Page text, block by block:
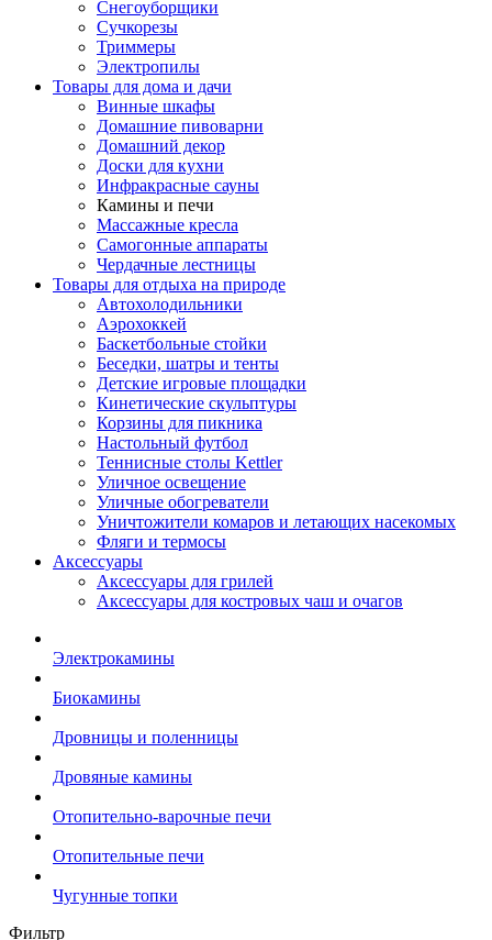
Снегоуборщики
Сучкорезы
Триммеры
Электропилы
Товары для дома и дачи
Винные шкафы
Домашние пивоварни
Домашний декор
Доски для кухни
Инфракрасные сауны
Камины и печи
Массажные кресла
Самогонные аппараты
Чердачные лестницы
Товары для отдыха на природе
Автохолодильники
Аэрохоккей
Баскетбольные стойки
Беседки, шатры и тенты
Детские игровые площадки
Кинетические скульптуры
Корзины для пикника
Настольный футбол
Теннисные столы Kettler
Уличное освещение
Уличные обогреватели
Уничтожители комаров и летающих насекомых
Фляги и термосы
Аксессуары
Аксессуары для грилей
Аксессуары для костровых чаш и очагов
Электрокамины
Биокамины
Дровницы и поленницы
Дровяные камины
Отопительно-варочные печи
Отопительные печи
Чугунные топки
Фильтр